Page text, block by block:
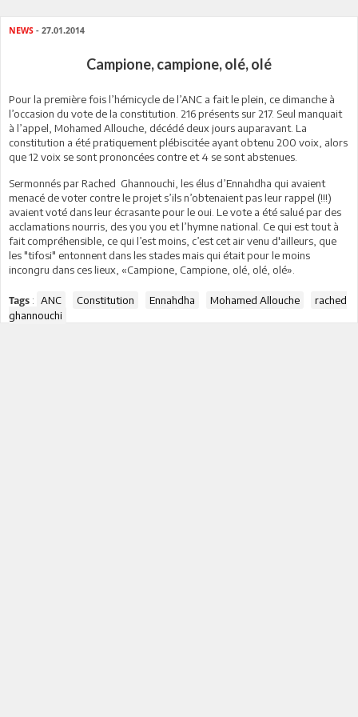
NEWS - 27.01.2014
Campione, campione, olé, olé
Pour la première fois l’hémicycle de l’ANC a fait le plein, ce dimanche à
l’occasion du vote de la constitution. 216 présents sur 217. Seul manquait
à l’appel, Mohamed Allouche, décédé deux jours auparavant. La
constitution a été pratiquement plébiscitée ayant obtenu 200 voix, alors
que 12 voix se sont prononcées contre et 4 se sont abstenues.
Sermonnés par Rached Ghannouchi, les élus d’Ennahdha qui avaient
menacé de voter contre le projet s’ils n’obtenaient pas leur rappel (!!!)
avaient voté dans leur écrasante pour le oui. Le vote a été salué par des
acclamations nourris, des you you et l’hymne national. Ce qui est tout à
fait compréhensible, ce qui l’est moins, c’est cet air venu d'ailleurs, que
les "tifosi" entonnent dans les stades mais qui était pour le moins
incongru dans ces lieux, «Campione, Campione, olé, olé, olé».
Tags : ANC Constitution Ennahdha Mohamed Allouche
rached
ghannouchi